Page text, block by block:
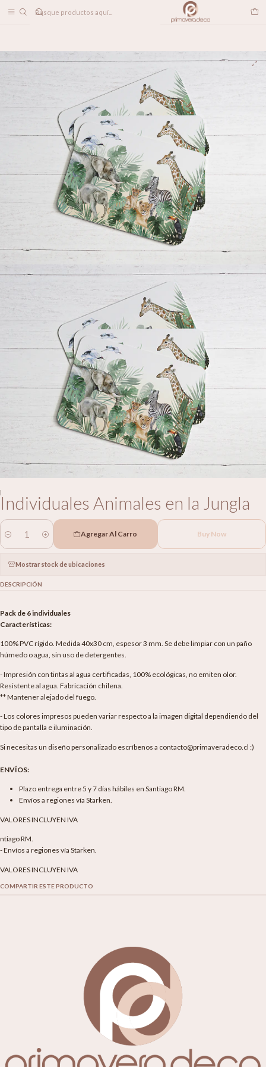
LINEA DECO Individuales Individuales Animales en la Jungla
|
Individuales Animales en la Jungla
Cantidad
Agregar Al Carro Buy Now
Mostrar stock de ubicaciones
DESCRIPCIÓN
Pack de 6 individuales
Características:
100% PVC rígido. Medida 40x30 cm, espesor 3 mm. Se debe limpiar con un paño
húmedo o agua, sin uso de detergentes.
- Impresión con tintas al agua certificadas, 100% ecológicas, no emiten olor.
Resistente al agua. Fabricación chilena.
** Mantener alejado del fuego.
- Los colores impresos pueden variar respecto a la imagen digital dependiendo del
tipo de pantalla e iluminación.
Si necesitas un diseño personalizado escríbenos a contacto@primaveradeco.cl :)
ENVÍOS:
Plazo entrega entre 5 y 7 días hábiles en Santiago RM.
Envíos a regiones vía Starken.
VALORES INCLUYEN IVA
ntiago RM.
- Envíos a regiones vía Starken.
VALORES INCLUYEN IVA
COMPARTIR ESTE PRODUCTO